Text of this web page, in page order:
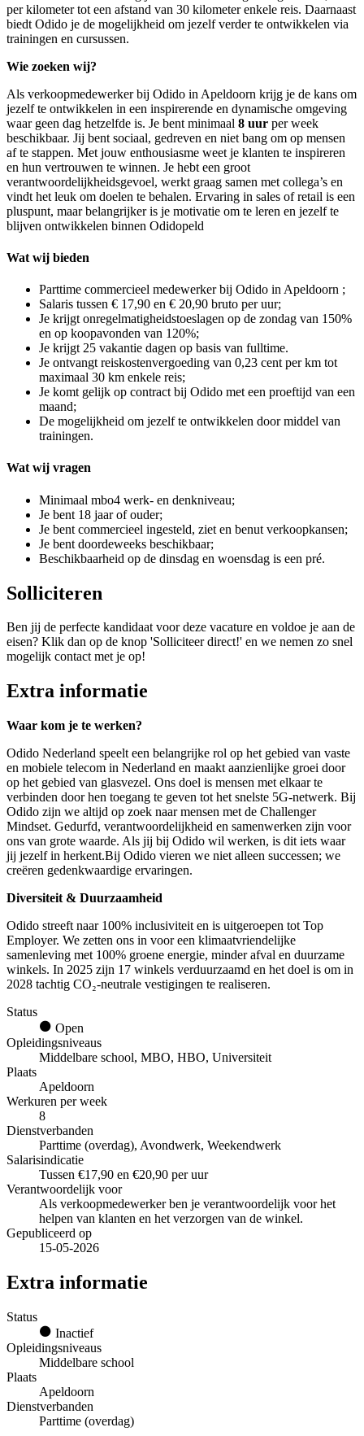
per kilometer tot een afstand van 30 kilometer enkele reis. Daarnaast
biedt Odido je de mogelijkheid om jezelf verder te ontwikkelen via
trainingen en cursussen.
Wie zoeken wij?
Als verkoopmedewerker bij Odido in Apeldoorn krijg je de kans om
jezelf te ontwikkelen in een inspirerende en dynamische omgeving
waar geen dag hetzelfde is. Je bent minimaal 8 uur per week
beschikbaar. Jij bent sociaal, gedreven en niet bang om op mensen
af te stappen. Met jouw enthousiasme weet je klanten te inspireren
en hun vertrouwen te winnen. Je hebt een groot
verantwoordelijkheidsgevoel, werkt graag samen met collega’s en
vindt het leuk om doelen te behalen. Ervaring in sales of retail is een
pluspunt, maar belangrijker is je motivatie om te leren en jezelf te
blijven ontwikkelen binnen Odidopeld
Wat wij bieden
Parttime commercieel medewerker bij Odido in Apeldoorn ;
Salaris tussen € 17,90 en € 20,90 bruto per uur;
Je krijgt onregelmatigheidstoeslagen op de zondag van 150%
en op koopavonden van 120%;
Je krijgt 25 vakantie dagen op basis van fulltime.
Je ontvangt reiskostenvergoeding van 0,23 cent per km tot
maximaal 30 km enkele reis;
Je komt gelijk op contract bij Odido met een proeftijd van een
maand;
De mogelijkheid om jezelf te ontwikkelen door middel van
trainingen.
Wat wij vragen
Minimaal mbo4 werk- en denkniveau;
Je bent 18 jaar of ouder;
Je bent commercieel ingesteld, ziet en benut verkoopkansen;
Je bent doordeweeks beschikbaar;
Beschikbaarheid op de dinsdag en woensdag is een pré.
Solliciteren
Ben jij de perfecte kandidaat voor deze vacature en voldoe je aan de
eisen? Klik dan op de knop 'Solliciteer direct!' en we nemen zo snel
mogelijk contact met je op!
Extra informatie
Waar kom je te werken?
Odido Nederland speelt een belangrijke rol op het gebied van vaste
en mobiele telecom in Nederland en maakt aanzienlijke groei door
op het gebied van glasvezel. Ons doel is mensen met elkaar te
verbinden door hen toegang te geven tot het snelste 5G-netwerk. Bij
Odido zijn we altijd op zoek naar mensen met de Challenger
Mindset. Gedurfd, verantwoordelijkheid en samenwerken zijn voor
ons van grote waarde. Als jij bij Odido wil werken, is dit iets waar
jij jezelf in herkent.Bij Odido vieren we niet alleen successen; we
creëren gedenkwaardige ervaringen.
Diversiteit & Duurzaamheid
Odido streeft naar 100% inclusiviteit en is uitgeroepen tot Top
Employer. We zetten ons in voor een klimaatvriendelijke
samenleving met 100% groene energie, minder afval en duurzame
winkels. In 2025 zijn 17 winkels verduurzaamd en het doel is om in
2028 tachtig CO₂-neutrale vestigingen te realiseren.
Status
Open
Opleidingsniveaus
Middelbare school, MBO, HBO, Universiteit
Plaats
Apeldoorn
Werkuren per week
8
Dienstverbanden
Parttime (overdag), Avondwerk, Weekendwerk
Salarisindicatie
Tussen €17,90 en €20,90 per uur
Verantwoordelijk voor
Als verkoopmedewerker ben je verantwoordelijk voor het
helpen van klanten en het verzorgen van de winkel.
Gepubliceerd op
15-05-2026
Extra informatie
Status
Inactief
Opleidingsniveaus
Middelbare school
Plaats
Apeldoorn
Dienstverbanden
Parttime (overdag)